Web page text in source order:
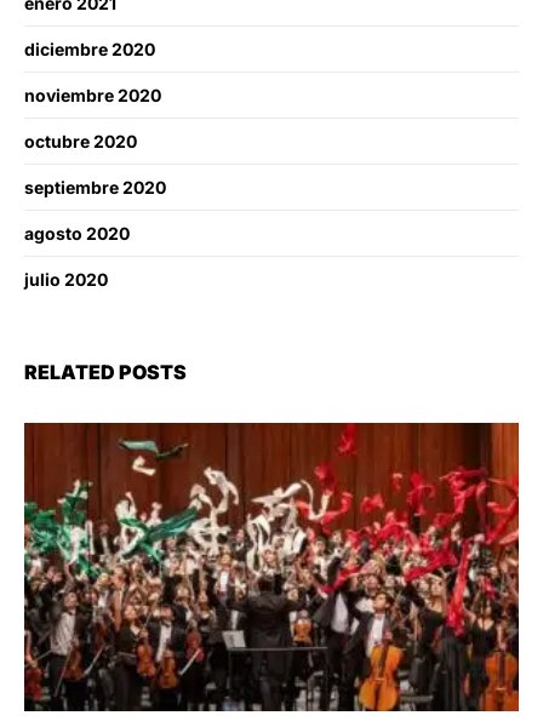
diciembre 2020
noviembre 2020
octubre 2020
septiembre 2020
agosto 2020
julio 2020
RELATED POSTS